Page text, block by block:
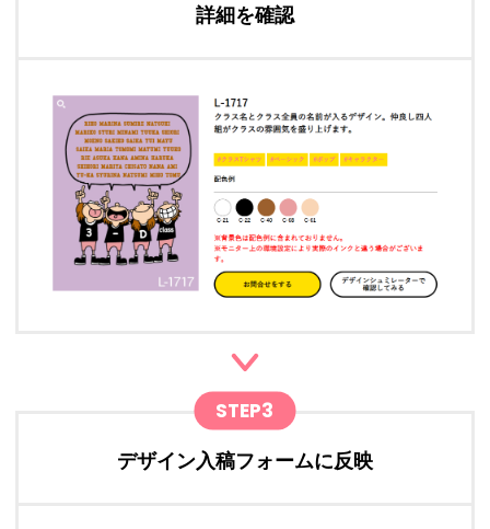
詳細を確認
STEP3
デザイン入稿フォームに反映